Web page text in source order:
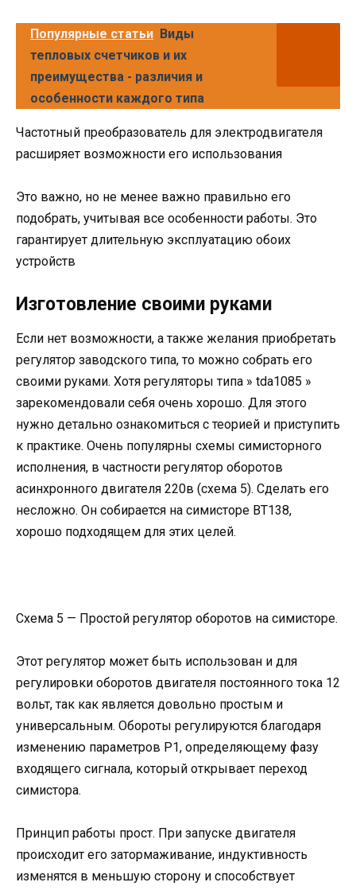
Популярные статьи Виды
тепловых счетчиков и их
преимущества - различия и
особенности каждого типа
Частотный преобразователь для электродвигателя
расширяет возможности его использования
Это важно, но не менее важно правильно его
подобрать, учитывая все особенности работы. Это
гарантирует длительную эксплуатацию обоих
устройств
Изготовление своими руками
Если нет возможности, а также желания приобретать
регулятор заводского типа, то можно собрать его
своими руками. Хотя регуляторы типа » tda1085 »
зарекомендовали себя очень хорошо. Для этого
нужно детально ознакомиться с теорией и приступить
к практике. Очень популярны схемы симисторного
исполнения, в частности регулятор оборотов
асинхронного двигателя 220в (схема 5). Сделать его
несложно. Он собирается на симисторе ВТ138,
хорошо подходящем для этих целей.
Схема 5 — Простой регулятор оборотов на симисторе.
Этот регулятор может быть использован и для
регулировки оборотов двигателя постоянного тока 12
вольт, так как является довольно простым и
универсальным. Обороты регулируются благодаря
изменению параметров Р1, определяющему фазу
входящего сигнала, который открывает переход
симистора.
Принцип работы прост. При запуске двигателя
происходит его затормаживание, индуктивность
изменятся в меньшую сторону и способствует